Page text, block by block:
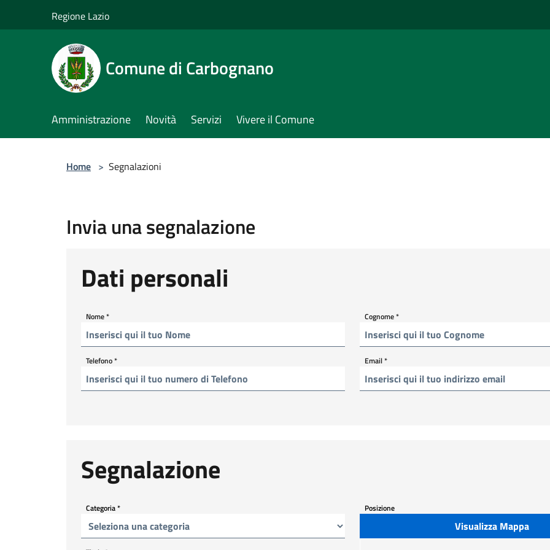
Regione Lazio
Comune di Carbognano
Amministrazione Novità Servizi Vivere il Comune
Home > Segnalazioni
Invia una segnalazione
Dati personali
Nome* Cognome*
Telefono* Email*
Segnalazione
Categoria* Posizione
Visualizza Mappa